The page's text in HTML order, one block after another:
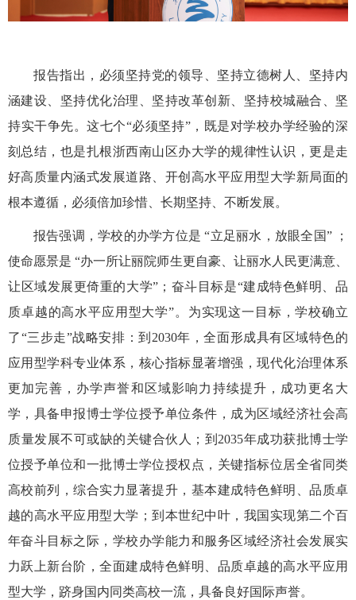
报告指出，必须坚持党的领导、坚持立德树人、坚持内
涵建设、坚持优化治理、坚持改革创新、坚持校城融合、坚
持实干争先。这七个“必须坚持”，既是对学校办学经验的深
刻总结，也是扎根浙西南山区办大学的规律性认识，更是走
好高质量内涵式发展道路、开创高水平应用型大学新局面的
根本遵循，必须倍加珍惜、长期坚持、不断发展。
报告强调，学校的办学方位是 “立足丽水，放眼全国” ；
使命愿景是 “办一所让丽院师生更自豪、让丽水人民更满意、
让区域发展更倚重的大学”；奋斗目标是“建成特色鲜明、品
质卓越的高水平应用型大学”。为实现这一目标，学校确立
了“三步走”战略安排：到2030年，全面形成具有区域特色的
应用型学科专业体系，核心指标显著增强，现代化治理体系
更加完善，办学声誉和区域影响力持续提升，成功更名大
学，具备申报博士学位授予单位条件，成为区域经济社会高
质量发展不可或缺的关键合伙人；到2035年成功获批博士学
位授予单位和一批博士学位授权点，关键指标位居全省同类
高校前列，综合实力显著提升，基本建成特色鲜明、品质卓
越的高水平应用型大学；到本世纪中叶，我国实现第二个百
年奋斗目标之际，学校办学能力和服务区域经济社会发展实
力跃上新台阶，全面建成特色鲜明、品质卓越的高水平应用
型大学，跻身国内同类高校一流，具备良好国际声誉。